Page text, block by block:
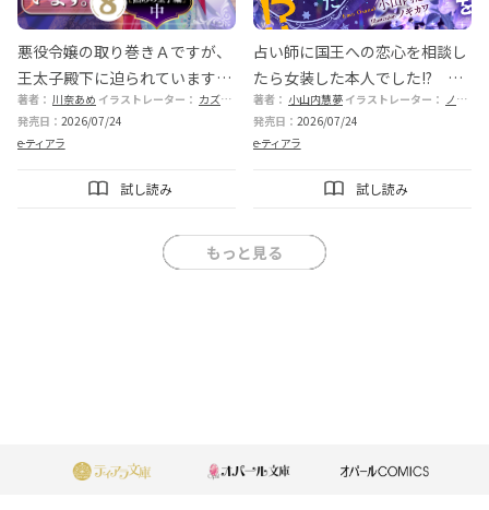
悪役令嬢の取り巻きＡですが、
王太子殿下に迫られています。
⑧［熱砂の皇子編］中
著者： 川奈あめ イラストレーター： カズアキ
発売日： 2026/07/24
e-ティアラ
試し読み
占い師に国王への恋心を相談し
たら女装した本人でした!? 秘
密の官能レッスンでとろとろに
手なずけられてます
著者： 小山内慧夢 イラストレーター： ノギカワ
発売日： 2026/07/24
e-ティアラ
試し読み
もっと見る